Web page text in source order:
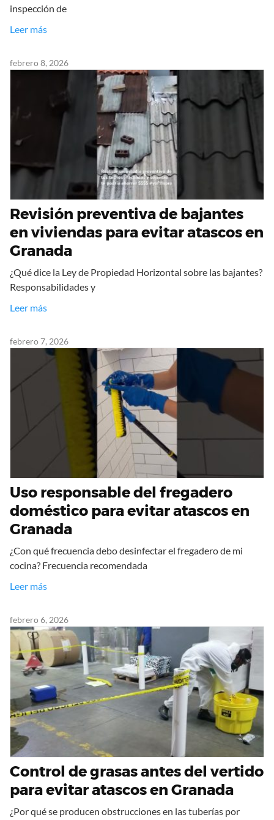
inspección de
Leer más
febrero 8, 2026
Revisión preventiva de bajantes
en viviendas para evitar atascos en
Granada
¿Qué dice la Ley de Propiedad Horizontal sobre las bajantes?
Responsabilidades y
Leer más
febrero 7, 2026
Uso responsable del fregadero
doméstico para evitar atascos en
Granada
¿Con qué frecuencia debo desinfectar el fregadero de mi
cocina? Frecuencia recomendada
Leer más
febrero 6, 2026
Control de grasas antes del vertido
para evitar atascos en Granada
¿Por qué se producen obstrucciones en las tuberías por